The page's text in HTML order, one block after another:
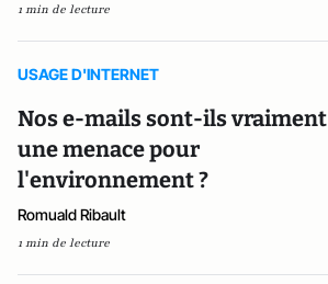
1 min de lecture
USAGE D'INTERNET
Nos e-mails sont-ils vraiment
une menace pour
l'environnement ?
Romuald Ribault
1 min de lecture